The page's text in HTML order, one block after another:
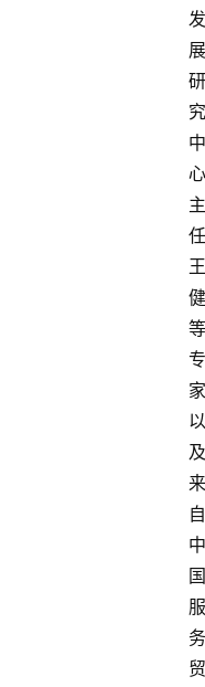
发
展
研
究
中
心
主
任
王
健
等
专
家
以
及
来
自
中
国
服
务
贸